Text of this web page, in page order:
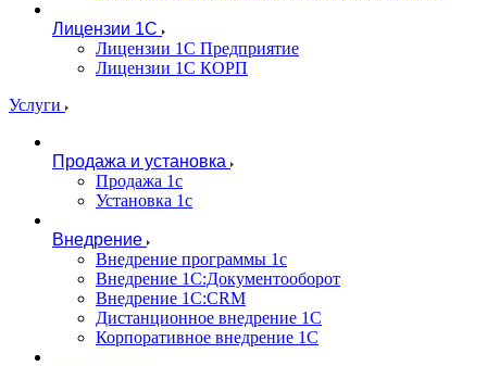
Лицензии 1С
Лицензии 1С Предприятие
Лицензии 1С КОРП
Услуги
Продажа и установка
Продажа 1с
Установка 1с
Внедрение
Внедрение программы 1с
Внедрение 1С:Документооборот
Внедрение 1С:CRM
Дистанционное внедрение 1С
Корпоративное внедрение 1С